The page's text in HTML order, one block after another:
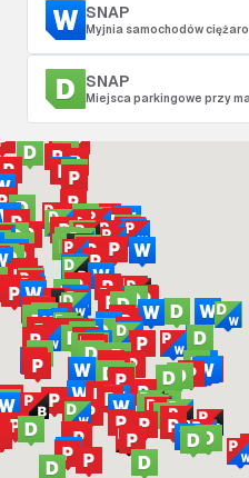
SNAP
Myjnia samochodów
SNAP
Miejsca parkingowe przy